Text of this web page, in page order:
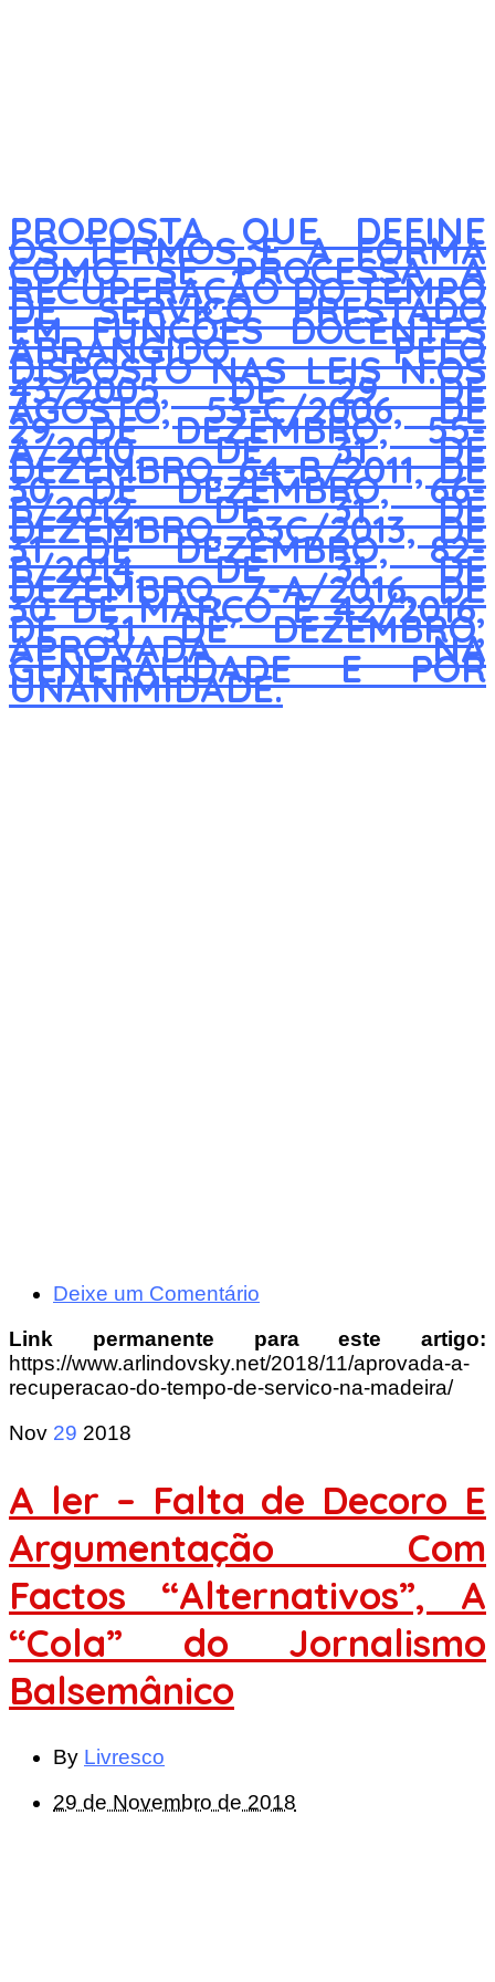
PROPOSTA QUE DEFINE
OS TERMOS E A FORMA
COMO SE PROCESSA A
RECUPERAÇÃO DO TEMPO
DE SERVIÇO PRESTADO
EM FUNÇÕES DOCENTES
ABRANGIDO PELO
DISPOSTO NAS LEIS N.OS
43/2005, DE 29 DE
AGOSTO, 53-C/2006, DE
29 DE DEZEMBRO, 55-
A/2010, DE 31 DE
DEZEMBRO, 64-B/2011, DE
30 DE DEZEMBRO, 66-
B/2012, DE 31 DE
DEZEMBRO, 83C/2013, DE
31 DE DEZEMBRO, 82-
B/2014, DE 31 DE
DEZEMBRO, 7-A/2016, DE
30 DE MARÇO E 42/2016,
DE 31 DE DEZEMBRO,
APROVADA NA
GENERALIDADE E POR
UNANIMIDADE.
Deixe um Comentário
Link permanente para este artigo:
https://www.arlindovsky.net/2018/11/aprovada-a-
recuperacao-do-tempo-de-servico-na-madeira/
Nov 29 2018
A ler – Falta de Decoro E
Argumentação Com
Factos “Alternativos”, A
“Cola” do Jornalismo
Balsemânico
By Livresco
29 de Novembro de 2018